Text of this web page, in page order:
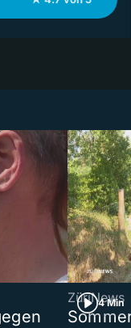
4 Min
ZüriNews